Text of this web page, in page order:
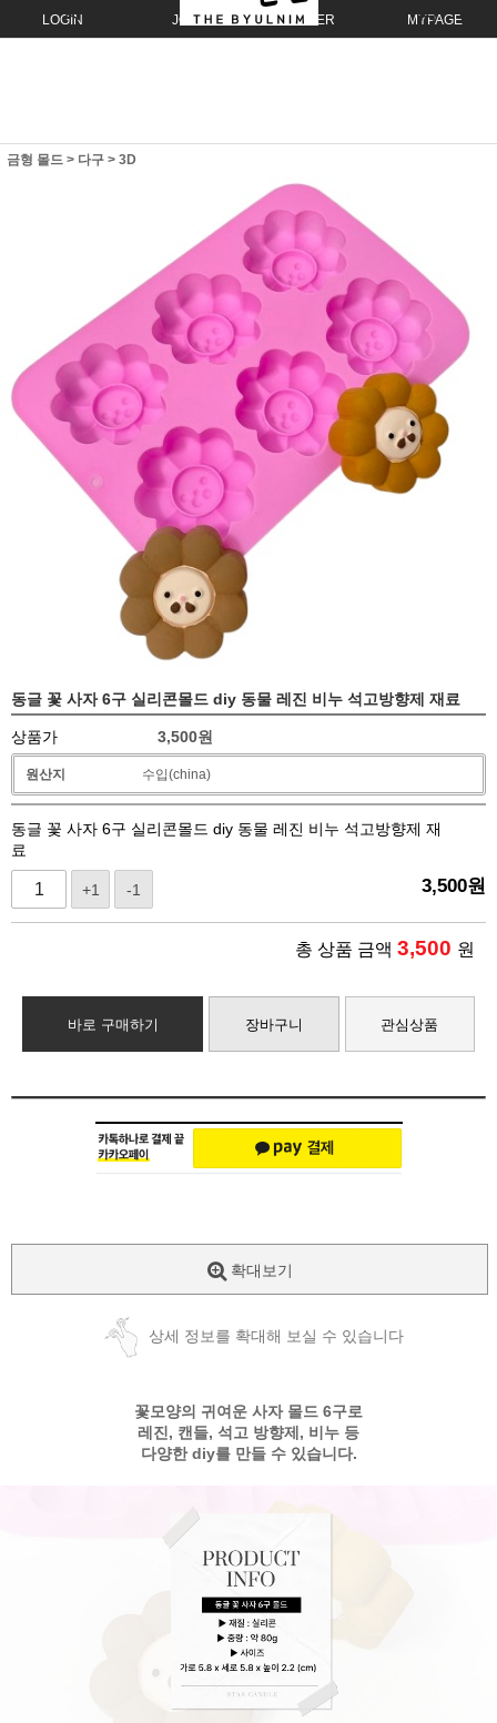
LOGIN JOIN ORDER MYPAGE
금형 몰드 > 다구 > 3D
동글 꽃 사자 6구 실리콘몰드 diy 동물 레진 비누 석고방향제 재료
상품가 3,500원
원산지 수입(china)
동글 꽃 사자 6구 실리콘몰드 diy 동물 레진 비누 석고방향제 재
료
+1 -1 3,500원
총 상품 금액 3,500 원
바로 구매하기 장바구니 관심상품
확대보기
상세 정보를 확대해 보실 수 있습니다
꽃모양의 귀여운 사자 몰드 6구로
레진, 캔들, 석고 방향제, 비누 등
다양한 diy를 만들 수 있습니다.